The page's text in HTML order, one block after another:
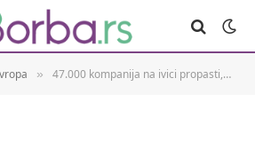
» 47.000 kompanija na ivici propasti, a evo koje su najugroženije